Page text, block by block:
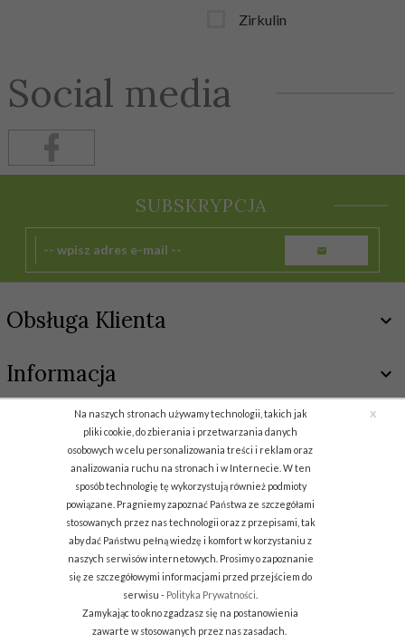
Zirkulin
Social media
SUBSKRYPCJA
Obsługa Klienta
Informacja
Kontakt
Dr.Biokord S.C.
Na naszych stronach używamy technologii, takich jak
pliki cookie, do zbierania i przetwarzania danych
osobowych w celu personalizowania treści i reklam oraz
analizowania ruchu na stronach i w Internecie. W ten
sposób technologię tę wykorzystują również podmioty
powiązane. Pragniemy zapoznać Państwa ze szczegółami
stosowanych przez nas technologii oraz z przepisami, tak
aby dać Państwu pełną wiedzę i komfort w korzystaniu z
naszych serwisów internetowych. Prosimy o zapoznanie
się ze szczegółowymi informacjami przed przejściem do
serwisu - Polityka Prywatności
Zamykając to okno zgadzasz się na postanowienia
zawarte w stosowanych przez nas zasadach.
x